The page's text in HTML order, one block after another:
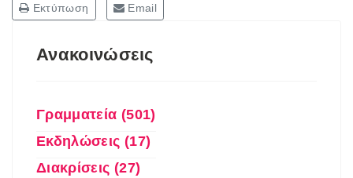
Εκτύπωση Email
Ανακοινώσεις
Γραμματεία (501)
Εκδηλώσεις (17)
Διακρίσεις (27)